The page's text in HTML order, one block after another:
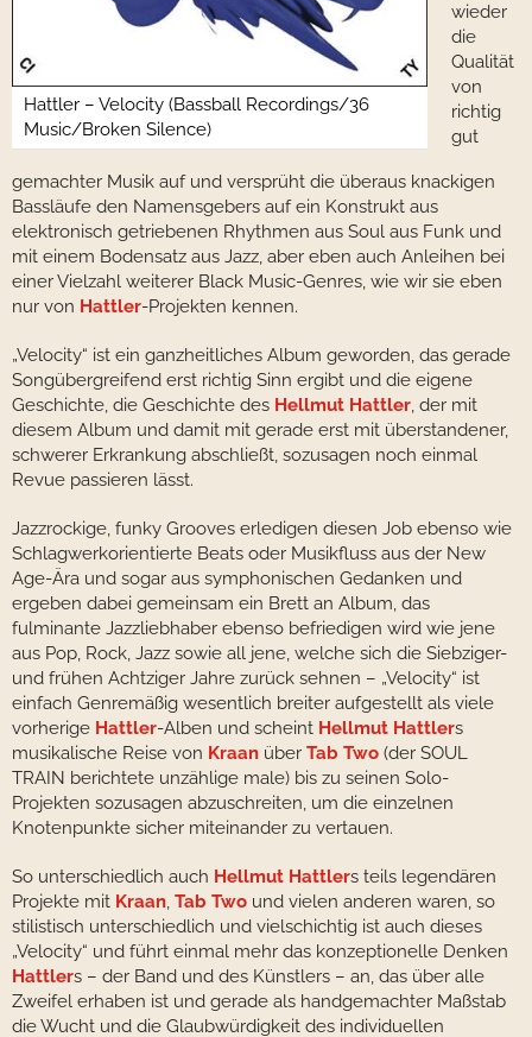
Hattler – Velocity (Bassball Recordings/36
Music/Broken Silence)
wieder
die
Qualität
von
richtig
gut
gemachter Musik auf und versprüht die überaus knackigen
Bassläufe den Namensgebers auf ein Konstrukt aus
elektronisch getriebenen Rhythmen aus Soul aus Funk und
mit einem Bodensatz aus Jazz, aber eben auch Anleihen bei
einer Vielzahl weiterer Black Music-Genres, wie wir sie eben
nur von Hattler-Projekten kennen.
„Velocity“ ist ein ganzheitliches Album geworden, das gerade
Songübergreifend erst richtig Sinn ergibt und die eigene
Geschichte, die Geschichte des Hellmut Hattler, der mit
diesem Album und damit mit gerade erst mit überstandener,
schwerer Erkrankung abschließt, sozusagen noch einmal
Revue passieren lässt.
Jazzrockige, funky Grooves erledigen diesen Job ebenso wie
Schlagwerkorientierte Beats oder Musikfluss aus der New
Age-Ära und sogar aus symphonischen Gedanken und
ergeben dabei gemeinsam ein Brett an Album, das
fulminante Jazzliebhaber ebenso befriedigen wird wie jene
aus Pop, Rock, Jazz sowie all jene, welche sich die Siebziger-
und frühen Achtziger Jahre zurück sehnen – „Velocity“ ist
einfach Genremäßig wesentlich breiter aufgestellt als viele
vorherige Hattler-Alben und scheint Hellmut Hattlers
musikalische Reise von Kraan über Tab Two (der SOUL
TRAIN berichtete unzählige male) bis zu seinen Solo-
Projekten sozusagen abzuschreiten, um die einzelnen
Knotenpunkte sicher miteinander zu vertauen.
So unterschiedlich auch Hellmut Hattlers teils legendären
Projekte mit Kraan, Tab Two und vielen anderen waren, so
stilistisch unterschiedlich und vielschichtig ist auch dieses
„Velocity“ und führt einmal mehr das konzeptionelle Denken
Hattlers – der Band und des Künstlers – an, das über alle
Zweifel erhaben ist und gerade als handgemachter Maßstab
die Wucht und die Glaubwürdigkeit des individuellen